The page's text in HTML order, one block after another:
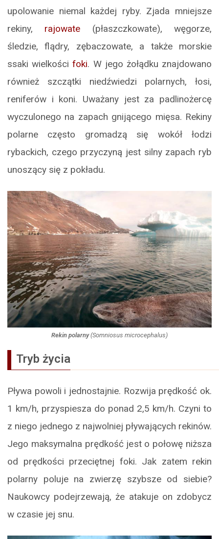
upolowanie niemal każdej ryby. Zjada mniejsze
rekiny, rajowate (płaszczkowate), węgorze,
śledzie, flądry, zębaczowate, a także morskie
ssaki wielkościfoki. W jego żołądku znajdowano
również szczątki niedźwiedzi polarnych, łosi,
reniferów i koni. Uważany jest za padlinożercę
wyczulonego na zapach gnijącego mięsa. Rekiny
polarne często gromadzą się wokół łodzi
rybackich, czego przyczyną jest silny zapach ryb
unoszący się z pokładu.
Rekin polarny(Somniosus microcephalus)
Tryb życia
Pływa powoli i jednostajnie. Rozwija prędkość ok.
1 km/h, przyspiesza do ponad 2,5 km/h. Czyni to
z niego jednego z najwolniej pływających rekinów.
Jego maksymalna prędkość jest o połowę niższa
od prędkości przeciętnej foki. Jak zatem rekin
polarny poluje na zwierzę szybsze od siebie?
Naukowcy podejrzewają, że atakuje on zdobycz
w czasie jej snu.